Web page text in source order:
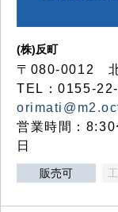
(株)反町
〒080-0012 北
TEL：0155-
営業時間：
日
販売可